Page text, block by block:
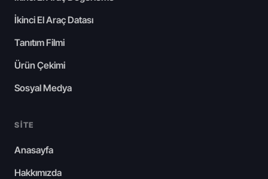
İkinci El Araç Datası
Tanıtım Filmi
Ürün Çekimi
Sosyal Medya
SITE
Anasayfa
Hakkımızda